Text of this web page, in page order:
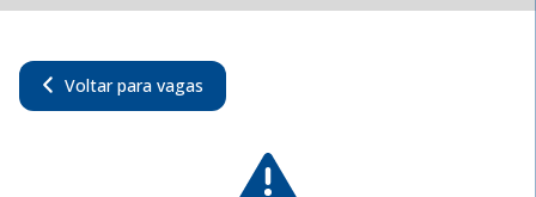
Voltar para vagas